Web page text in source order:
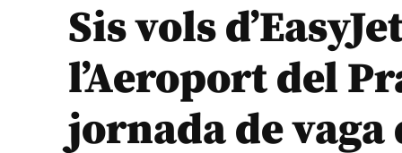
Sis vols
l’Aeroport del
jornada de